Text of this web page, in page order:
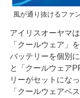
風が通り抜けるファ
アイリスオーヤマ
「クールウェア」
バッテリーを個別
と「クールウェア
リーがセットにな
「クールウェアベ